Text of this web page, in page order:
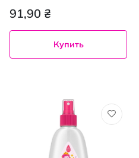
91,90 ₴
Купить